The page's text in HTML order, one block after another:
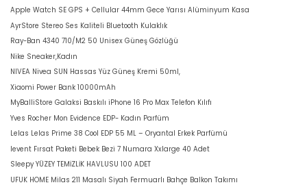
Apple Watch SE GPS + Cellular 44mm Gece Yarısı Alüminyum Kasa
AyrStore Stereo Ses Kaliteli Bluetooth Kulaklık
Ray-Ban 4340 710/M2 50 Unisex Güneş Gözlüğü
Nike Sneaker,Kadın
NIVEA Nivea SUN Hassas Yüz Güneş Kremi 50ml,
Xiaomi Power Bank 10000mAh
MyBalliStore Galaksi Baskılı iPhone 16 Pro Max Telefon Kılıfı
Yves Rocher Mon Evidence EDP- Kadın Parfüm
Lelas Lelas Prime 38 Cool EDP 55 ML – Oryantal Erkek Parfümü
levent Fırsat Paketi Bebek Bezi 7 Numara Xxlarge 40 Adet
Sleepy YÜZEY TEMİZLİK HAVLUSU 100 ADET
UFUK HOME Milas 211 Masalı Siyah Fermuarlı Bahçe Balkon Takımı